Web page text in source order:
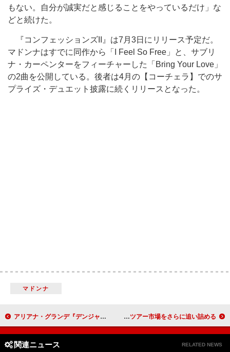
もない。自分が誠実だと感じることをやっているだけ」な
どと続けた。
『コンフェッションズII』は7月3日にリリース予定だ。
マドンナはすでに同作から「I Feel So Free」と、サブリ
ナ・カーペンターをフィーチャーした「Bring Your Love」
の2曲を公開している。後者は4月の【コーチェラ】でのサ
プライズ・デュエット披露に続くリリースとなった。
マドンナ
アリアナ・グランデ『デンジャラス・ウーマン』10周年ALリリース、未配信曲「Knew Better Part Two」収録 燃料費高騰がいかに厳しいツアー市場をさらに追い詰める
関連ニュース RELATED NEWS